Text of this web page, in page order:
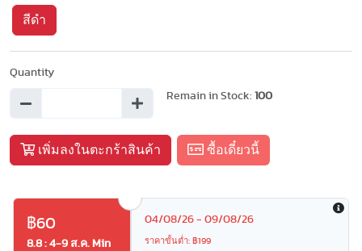
สีดำ
Quantity
Remain in Stock: 100
เพิ่มลงในตะกร้าสินค้า ซื้อเดี๋ยวนี้
฿60
8.8 : 4-9 ส.ค. Min
04/08/26 - 09/08/26
ราคาขั้นต่ำ: ฿199